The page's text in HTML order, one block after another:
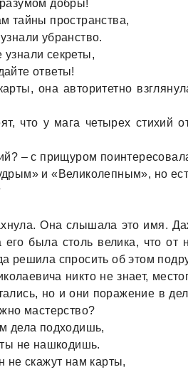
добры!
тайны пространства,
убранство.
секреты,
ответы!
она авторитетно
что у мага четырех стихий
– с прищуром
и «Великолепным», но
Она слышала это имя.
его была столь велика, что от
решила спросить об этом
никто не знает,
но и они поражение в
мастерство?
дела подходишь,
ты не нашкодишь.
не скажут нам карты,